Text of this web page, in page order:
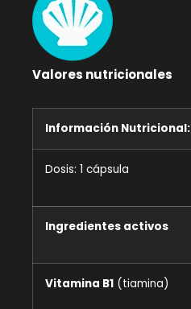
Valores nutricionales
Información Nutricional:
Dosis: 1 cápsula
Ingredientes activos
Vitamina B1 (tiamina)